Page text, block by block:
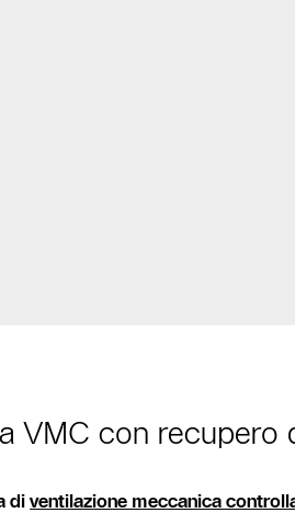
VMC con recupero
diventilazione meccanica